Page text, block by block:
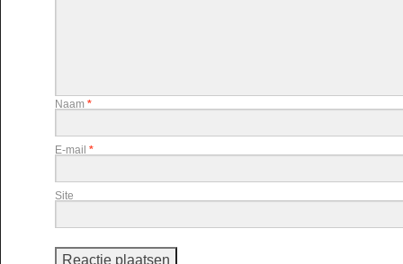
Naam *
E-mail *
Site